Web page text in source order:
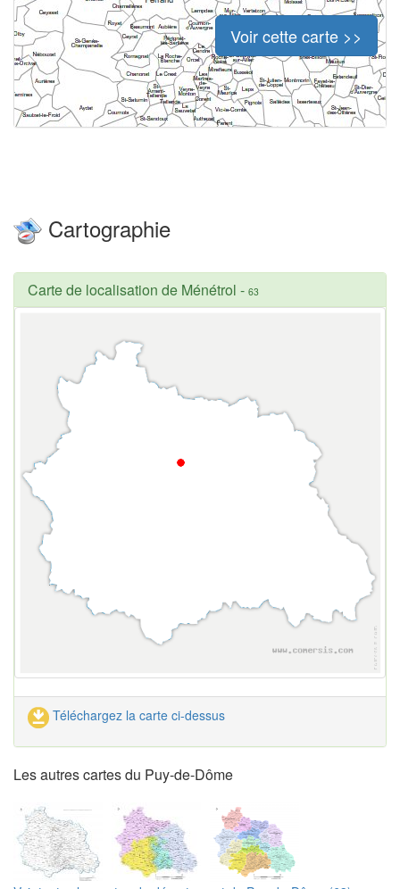
Voir cette carte >>
Cartographie
Carte de localisation de Ménétrol - 63
Téléchargez la carte ci-dessus
Les autres cartes du Puy-de-Dôme